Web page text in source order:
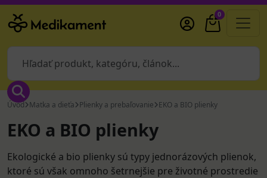
0
Úvod Matka a dieťa Plienky a prebaľovanie EKO a BIO plienky
EKO a BIO plienky
Ekologické a bio plienky sú typy jednorázových plienok,
ktoré sú však omnoho šetrnejšie pre životné prostredie